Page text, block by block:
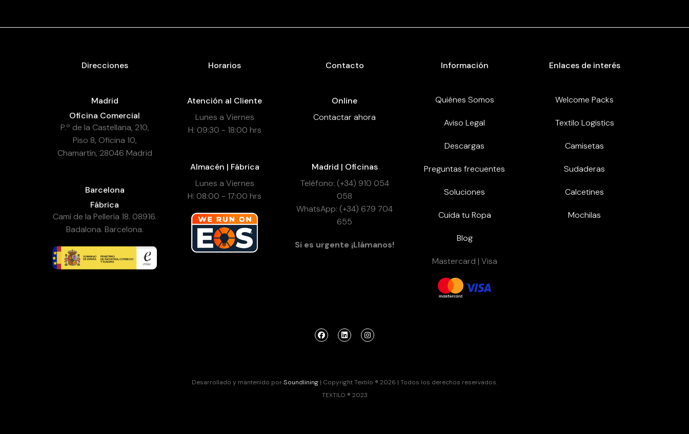
Direcciones
Madrid
Oficina Comercial
P.º de la Castellana, 210,
Piso 8, Oficina 10,
Chamartín, 28046 Madrid
Barcelona
Fábrica
Camí de la Pellería 18. 08916.
Badalona. Barcelona.
Horarios
Atención al Cliente
Lunes a Viernes
H: 09:30 - 18:00 hrs
Almacén | Fábrica
Lunes a Viernes
H: 08:00 - 17:00 hrs
Contacto
Online
Contactar ahora
Madrid | Oficinas
Teléfono: (+34) 910 054
058
WhatsApp: (+34) 679 704
655
Si es urgente ¡Llámanos!
Información
Quiénes Somos
Aviso Legal
Descargas
Preguntas frecuentes
Soluciones
Cuida tu Ropa
Blog
Mastercard | Visa
Enlaces de interés
Welcome Packs
Textilo Logistics
Camisetas
Sudaderas
Calcetines
Mochilas
Desarrollado y mantenido porSoundlining | Copyright Textilo ® 2026 | Todos los derechos reservados.
TEXTILO ® 2023